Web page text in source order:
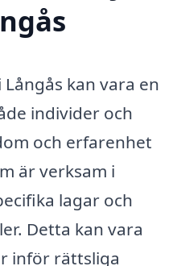
kan vara en
individer och
och erfarenhet
är verksam i
lagar och
Detta kan vara
inför rättsliga